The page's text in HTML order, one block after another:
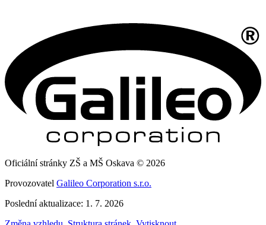
Oficiální stránky ZŠ a MŠ Oskava © 2026
Provozovatel Galileo Corporation s.r.o.
Poslední aktualizace: 1. 7. 2026